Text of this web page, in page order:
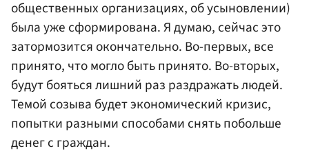
общественных организациях, об усыновлении)
была уже сформирована. Я думаю, сейчас это
затормозится окончательно. Во-первых, все
принято, что могло быть принято. Во-вторых,
будут бояться лишний раз раздражать людей.
Темой созыва будет экономический кризис,
попытки разными способами снять побольше
денег с граждан.